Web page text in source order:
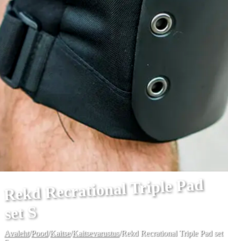
Rekd Recrational Triple Pad
set S
Avaleht/Pood/Kaitse/Kaitsevarustus/Rekd Recrational Triple Pad set